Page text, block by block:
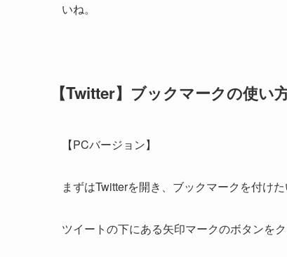
いね。
【Twitter】ブックマークの使い
【PCバージョン】
まずはTwitterを開き、ブックマークを付けた
ツイートの下にある矢印マークのボタンをク